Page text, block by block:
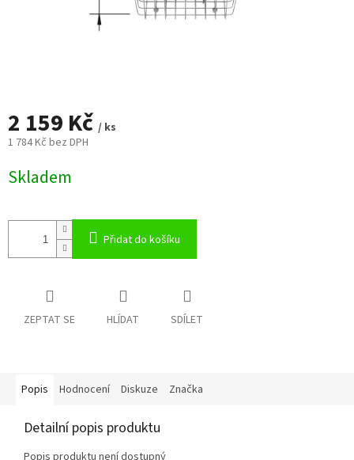
2 159 Kč / ks
1 784 Kč bez DPH
cena:
Skladem
Přidat do košíku
ZEPTAT SE HLÍDAT SDÍLET
Popis Hodnocení Diskuze Značka
Detailní popis produktu